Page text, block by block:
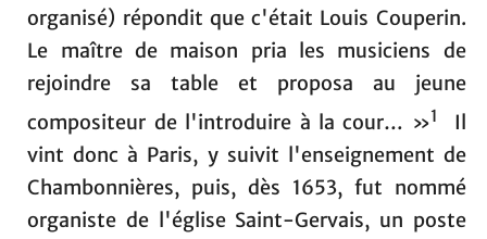
organisé) répondit que c'était Louis Couperin.
Le maître de maison pria les musiciens de
rejoindre sa table et proposa au jeune
compositeur de l'introduire à la cour… »1
Il
vint donc à Paris, y suivit l'enseignement de
Chambonnières, puis, dès 1653, fut nommé
organiste de l'église Saint-Gervais, un poste